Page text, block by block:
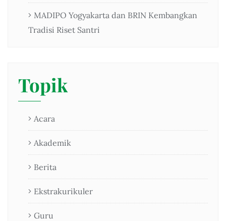
MADIPO Yogyakarta dan BRIN Kembangkan
Tradisi Riset Santri
Topik
Acara
Akademik
Berita
Ekstrakurikuler
Guru